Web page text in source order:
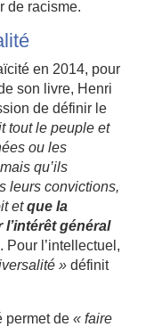
de racisme.
en 2014, pour
son livre, Henri
de définir le
tout le peuple et
ou les
qu’ils
leurs convictions,
etque la
général
Pour l’intellectuel,
»définit
permet de « faire